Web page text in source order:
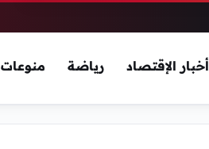
أخبار الإقتصاد رياضة منوعات